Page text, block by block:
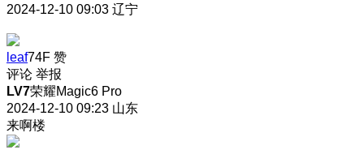
2024-12-10 09:03 辽宁
leaf74F 赞
评论 举报
LV7荣耀Magic6 Pro
2024-12-10 09:23 山东
来啊楼